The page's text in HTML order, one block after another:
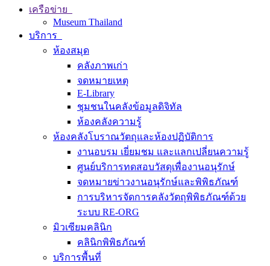
เครือข่าย
Museum Thailand
บริการ
ห้องสมุด
คลังภาพเก่า
จดหมายเหตุ
E-Library
ชุมชนในคลังข้อมูลดิจิทัล
ห้องคลังความรู้
ห้องคลังโบราณวัตถุและห้องปฏิบัติการ
งานอบรม เยี่ยมชม และแลกเปลี่ยนความรู้
ศูนย์บริการทดสอบวัสดุเพื่องานอนุรักษ์
จดหมายข่าวงานอนุรักษ์และพิพิธภัณฑ์
การบริหารจัดการคลังวัตถุพิพิธภัณฑ์ด้วย
ระบบ RE-ORG
มิวเซียมคลินิก
คลินิกพิพิธภัณฑ์
บริการพื้นที่